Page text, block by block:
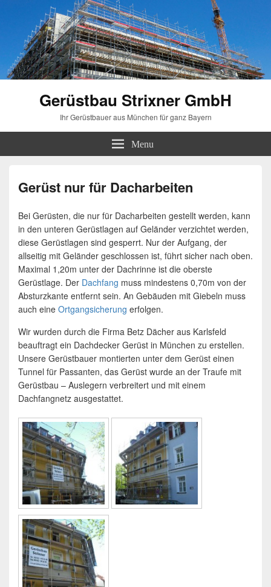
Gerüstbau Strixner GmbH
Ihr Gerüstbauer aus München für ganz Bayern
Menu
Gerüst nur für Dacharbeiten
Bei Gerüsten, die nur für Dacharbeiten gestellt werden, kann
in den unteren Gerüstlagen auf Geländer verzichtet werden,
diese Gerüstlagen sind gesperrt. Nur der Aufgang, der
allseitig mit Geländer geschlossen ist, führt sicher nach oben.
Maximal 1,20m unter der Dachrinne ist die oberste
Gerüstlage. Der Dachfang muss mindestens 0,70m von der
Absturzkante entfernt sein. An Gebäuden mit Giebeln muss
auch eine Ortgangsicherung erfolgen.
Wir wurden durch die Firma Betz Dächer aus Karlsfeld
beauftragt ein Dachdecker Gerüst in München zu erstellen.
Unsere Gerüstbauer montierten unter dem Gerüst einen
Tunnel für Passanten, das Gerüst wurde an der Traufe mit
Gerüstbau – Auslegern verbreitert und mit einem
Dachfangnetz ausgestattet.